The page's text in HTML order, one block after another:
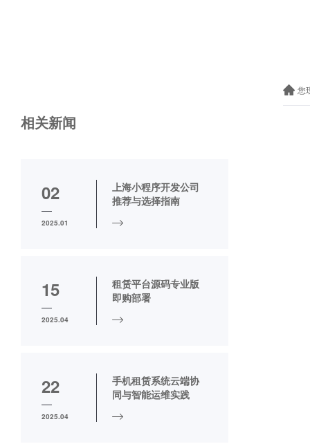
相关新闻
02
2025.01
上海小程序开发公司
推荐与选择指南
15
2025.04
租赁平台源码专业版
即购部署
22
2025.04
手机租赁系统云端协
同与智能运维实践
您